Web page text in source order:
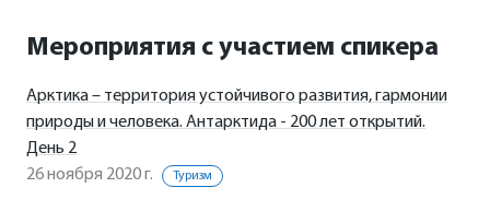
Мероприятия с участием спикера
Арктика – территория устойчивого развития, гармонии
природы и человека. Антарктида - 200 лет открытий.
День 2
26 ноября 2020 г.
Туризм